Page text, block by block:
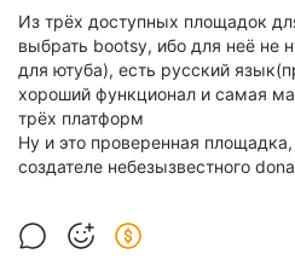
Из трёх доступных площадок
выбрать bootsy, ибо для неё не
для ютуба), есть русский
хороший функционал и самая
трёх платформ
Ну и это проверенная
создателе небезызвестного